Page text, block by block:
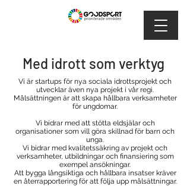
Med idrott som verktyg
Vi är startups för nya sociala idrottsprojekt och
utvecklar även nya projekt i vår regi.
Målsättningen är att skapa hållbara verksamheter
för ungdomar.
Vi bidrar med att stötta eldsjälar och
organisationer som vill göra skillnad för barn och
unga.
Vi bidrar med kvalitetssäkring av projekt och
verksamheter, utbildningar och finansiering som
exempel ansökningar.
Att bygga långsiktiga och hållbara insatser kräver
en återrapportering för att följa upp målsättningar.